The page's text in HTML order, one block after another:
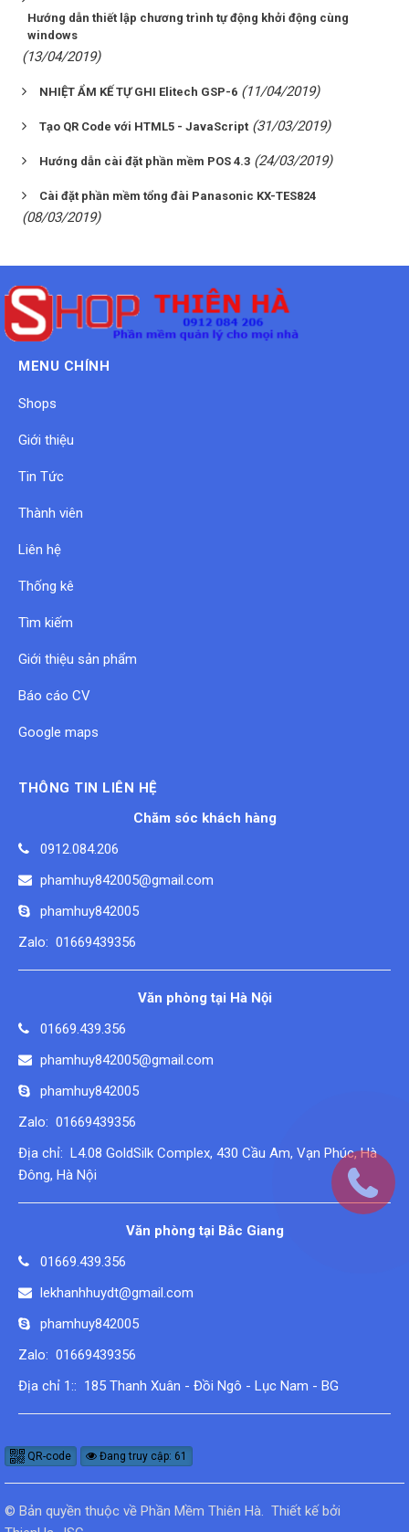
Hướng dẫn thiết lập chương trình tự động khởi động cùng
windows
(13/04/2019)
NHIỆT ẨM KẾ TỰ GHI Elitech GSP-6 (11/04/2019)
Tạo QR Code với HTML5 - JavaScript (31/03/2019)
Hướng dẫn cài đặt phần mềm POS 4.3 (24/03/2019)
Cài đặt phần mềm tổng đài Panasonic KX-TES824
(08/03/2019)
MENU CHÍNH
Shops
Giới thiệu
Tin Tức
Thành viên
Liên hệ
Thống kê
Tìm kiếm
Giới thiệu sản phẩm
Báo cáo CV
Google maps
THÔNG TIN LIÊN HỆ
Chăm sóc khách hàng
0912.084.206
phamhuy842005@gmail.com
phamhuy842005
Zalo: 01669439356
Văn phòng tại Hà Nội
01669.439.356
phamhuy842005@gmail.com
phamhuy842005
Zalo: 01669439356
Địa chỉ: L4.08 GoldSilk Complex, 430 Cầu Am, Vạn Phúc, Hà
Đông, Hà Nội
Văn phòng tại Bắc Giang
01669.439.356
lekhanhhuydt@gmail.com
phamhuy842005
Zalo: 01669439356
Địa chỉ 1:: 185 Thanh Xuân - Đồi Ngô - Lục Nam - BG
QR-code Đang truy cập: 61
© Bản quyền thuộc về Phần Mềm Thiên Hà. Thiết kế bởi